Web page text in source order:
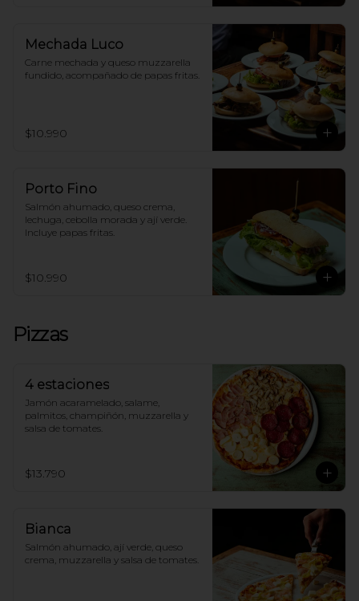
Mechada Luco
Carne mechada y queso muzzarella
fundido, acompañado de papas fritas.
$10.990
Porto Fino
Salmón ahumado, queso crema,
lechuga, cebolla morada y ají verde.
Incluye papas fritas.
$10.990
Pizzas
4 estaciones
Jamón acaramelado, salame,
palmitos, champiñón, muzzarella y
salsa de tomates.
$13.790
Bianca
Salmón ahumado, ají verde, queso
crema, muzzarella y salsa de tomates.